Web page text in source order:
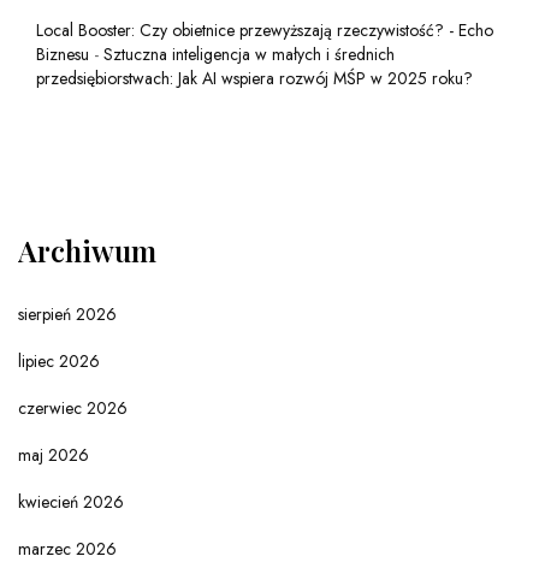
Local Booster: Czy obietnice przewyższają rzeczywistość? - Echo
Biznesu - Sztuczna inteligencja w małych i średnich
przedsiębiorstwach: Jak AI wspiera rozwój MŚP w 2025 roku?
Archiwum
sierpień 2026
lipiec 2026
czerwiec 2026
maj 2026
kwiecień 2026
marzec 2026